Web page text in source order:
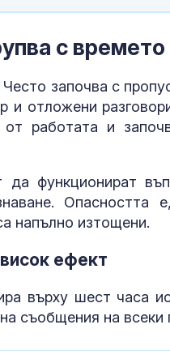
с времето
започва с
и отложени
от работата и
функционират
напълно изтощени.
ефект
върху шест часа
съобщения на всеки